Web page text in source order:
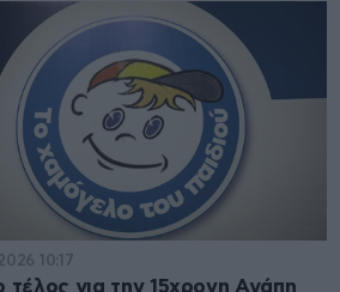
10:17
τέλος για την 15χρονη Αγάπη